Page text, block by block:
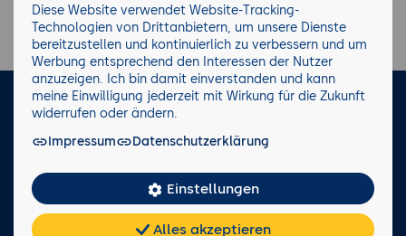
LinkedIn Facebook
Facts
0221 82 80 90
Diese Website verwendet Website-Tracking-
Technologien von Drittanbietern, um unsere Dienste
bereitzustellen und kontinuierlich zu verbessern und um
Werbung entsprechend den Interessen der Nutzer
anzuzeigen. Ich bin damit einverstanden und kann
meine Einwilligung jederzeit mit Wirkung für die Zukunft
widerrufen oder ändern.
Impressum
Datenschutzerklärung
Einstellungen
Alles akzeptieren